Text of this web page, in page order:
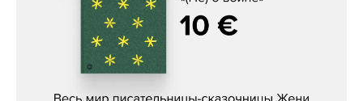
Женя Бережная, «(Не) о войне»